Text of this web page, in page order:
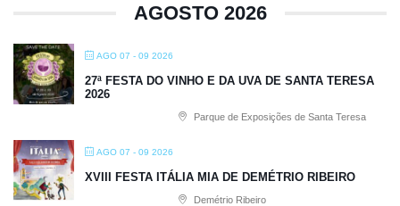
AGOSTO 2026
AGO 07 - 09 2026
27ª FESTA DO VINHO E DA UVA DE SANTA TERESA
2026
Parque de Exposições de Santa Teresa
AGO 07 - 09 2026
XVIII FESTA ITÁLIA MIA DE DEMÉTRIO RIBEIRO
Demétrio Ribeiro